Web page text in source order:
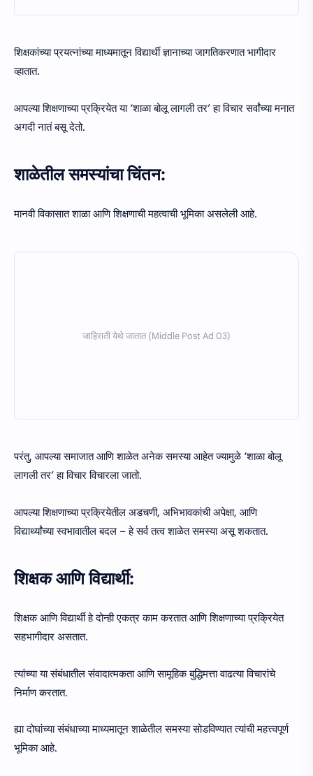
शिक्षकांच्या प्रयत्नांच्या माध्यमातून विद्यार्थी ज्ञानाच्या जागतिकरणात भागीदार
व्हातात.
आपल्या शिक्षणाच्या प्रक्रियेत या ‘शाळा बोलू लागली तर’ हा विचार सर्वांच्या मनात
अगदी नातं बसू देतो.
शाळेतील समस्यांचा चिंतन:
मानवी विकासात शाळा आणि शिक्षणाची महत्वाची भूमिका असलेली आहे.
परंतु, आपल्या समाजात आणि शाळेत अनेक समस्या आहेत ज्यामुळे ‘शाळा बोलू
लागली तर’ हा विचार विचारला जातो.
आपल्या शिक्षणाच्या प्रक्रियेतील अडचणी, अभिभावकांची अपेक्षा, आणि
विद्यार्थ्यांच्या स्वभावातील बदल – हे सर्व तत्व शाळेत समस्या असू शकतात.
शिक्षक आणि विद्यार्थी:
शिक्षक आणि विद्यार्थी हे दोन्ही एकत्र काम करतात आणि शिक्षणाच्या प्रक्रियेत
सहभागीदार असतात.
त्यांच्या या संबंधातील संवादात्मकता आणि सामूहिक बुद्धिमत्ता वाढत्या विचारांचे
निर्माण करतात.
ह्या दोघांच्या संबंधाच्या माध्यमातून शाळेतील समस्या सोडविण्यात त्यांची महत्त्वपूर्ण
भूमिका आहे.